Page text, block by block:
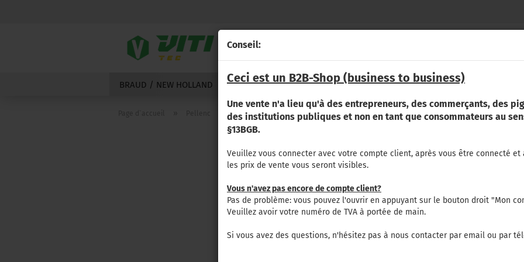
Conseil:
Ceci est un B2B-Shop (business to business)
Une vente n'a lieu qu'à des entrepreneurs, des commerçants, des
des institutions publiques et non en tant que consommateurs au
§13BGB.
Veuillez vous connecter avec votre compte client, après vous être connecté et
les prix de vente vous seront visibles.
Vous n'avez pas encore de compte client?
Pas de problème: vous pouvez l'ouvrir en appuyant sur le bouton droit "Mon
Veuillez avoir votre numéro de TVA à portée de main.
Si vous avez des questions, n'hésitez pas à nous contacter par email ou par
Emplacement
Mot
etc.
BRAUD / NEW HOLLAND GRÉGOIRE %PROMOTION LÈVE TÔT%
PLUS
8000 (automotrice) » 8590 » Pellenc Secoueur - GR